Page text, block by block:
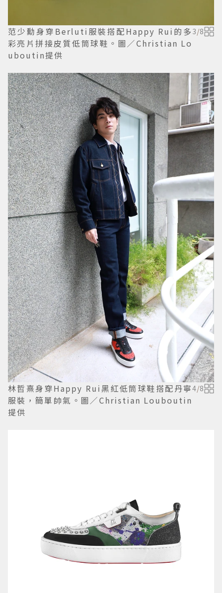
范少勳身穿Berluti服裝搭配Happy Rui的多
彩亮片拼接皮質低筒球鞋。圖／Christian Lo
uboutin提供
3/8
林哲熹身穿Happy Rui黑紅低筒球鞋搭配丹寧
服裝，簡單帥氣。圖／Christian Louboutin
提供
4/8